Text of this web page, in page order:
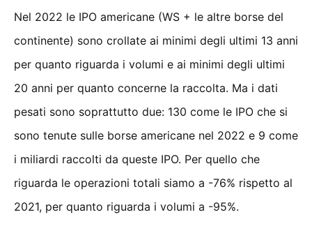
Nel 2022 le IPO americane (WS + le altre borse del
continente) sono crollate ai minimi degli ultimi 13 anni
per quanto riguarda i volumi e ai minimi degli ultimi
20 anni per quanto concerne la raccolta. Ma i dati
pesati sono soprattutto due: 130 come le IPO che si
sono tenute sulle borse americane nel 2022 e 9 come
i miliardi raccolti da queste IPO. Per quello che
riguarda le operazioni totali siamo a -76% rispetto al
2021, per quanto riguarda i volumi a -95%.